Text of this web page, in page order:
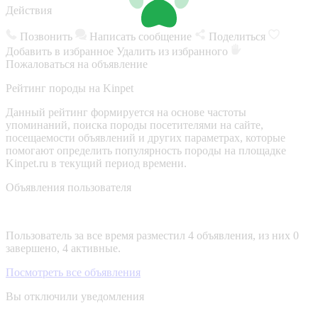
Действия
Позвонить Написать сообщение
Поделиться
Добавить в избранное Удалить из избранного
Пожаловаться на объявление
Рейтинг породы на Kinpet
Данный рейтинг формируется на основе частоты
упоминаний, поиска породы посетителями на сайте,
посещаемости объявлений и других параметрах, которые
помогают определить популярность породы на площадке
Kinpet.ru в текущий период времени.
Объявления пользователя
Пользователь за все время разместил 4 объявления, из них 0
завершено, 4 активные.
Посмотреть все объявления
Вы отключили уведомления